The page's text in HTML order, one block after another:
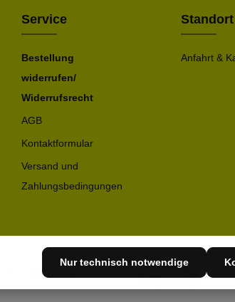
Service
Bestellung
widerrufen/
Widerrufsrecht
AGB
Kontaktformular
Versand und
Zahlungsbedingungen
Standort
Anfahrt &
Nur technisch notwendige